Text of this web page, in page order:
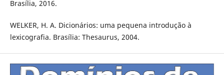
Brasília, 2016.
WELKER, H. A. Dicionários: uma pequena introdução à
lexicografia. Brasília: Thesaurus, 2004.